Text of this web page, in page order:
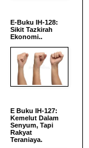
E-Buku IH-128:
Sikit Tazkirah
Ekonomi..
E Buku IH-127:
Kemelut Dalam
Senyum, Tapi
Rakyat
Teraniaya.